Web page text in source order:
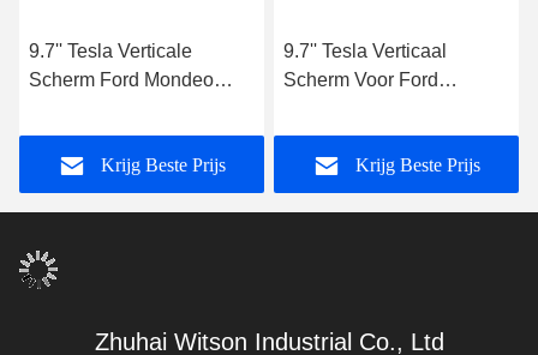
9.7'' Tesla Verticale
Scherm Ford Mondeo
Android Auto Multimedia
Speler
Krijg Beste Prijs
9.7'' Tesla Verticaal
Scherm Voor Ford
Android Auto Multimedia
Speler
Krijg Beste Prijs
Zhuhai Witson Industrial Co., Ltd